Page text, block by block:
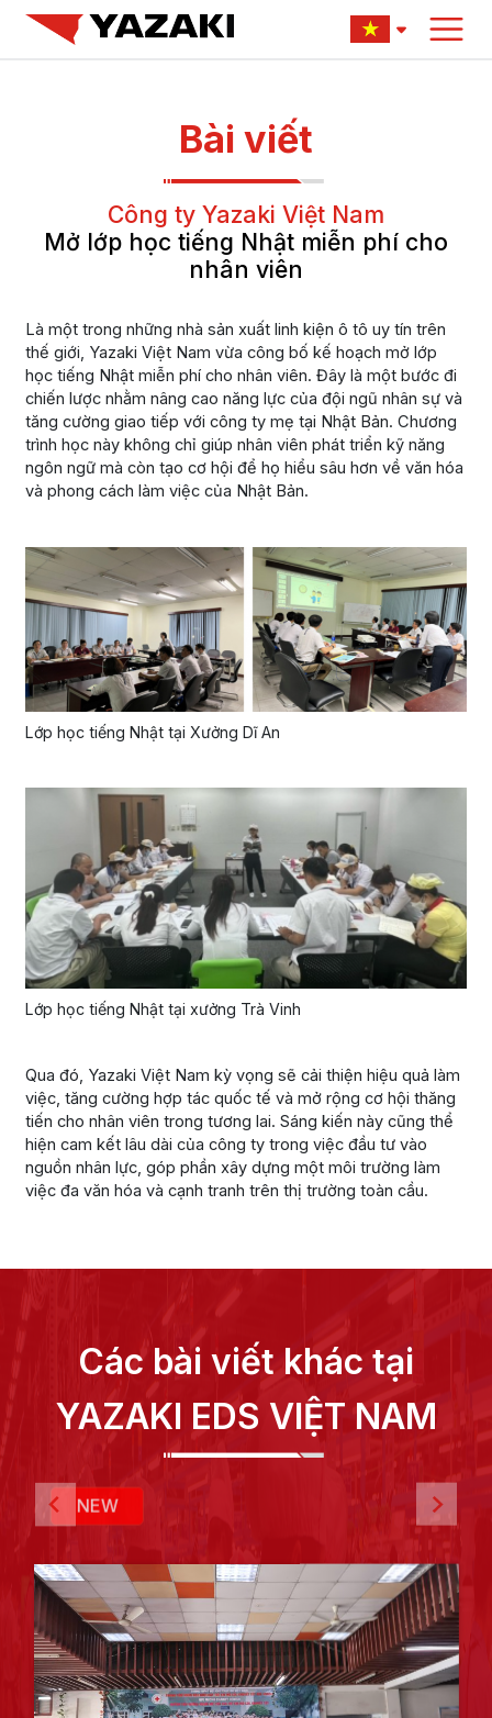
Bài viết
Công ty Yazaki Việt Nam
Mở lớp học tiếng Nhật miễn phí cho
nhân viên
Là một trong những nhà sản xuất linh kiện ô tô uy tín trên
thế giới, Yazaki Việt Nam vừa công bố kế hoạch mở lớp
học tiếng Nhật miễn phí cho nhân viên. Đây là một bước đi
chiến lược nhằm nâng cao năng lực của đội ngũ nhân sự và
tăng cường giao tiếp với công ty mẹ tại Nhật Bản. Chương
trình học này không chỉ giúp nhân viên phát triển kỹ năng
ngôn ngữ mà còn tạo cơ hội để họ hiểu sâu hơn về văn hóa
và phong cách làm việc của Nhật Bản.
Lớp học tiếng Nhật tại Xưởng Dĩ An
Lớp học tiếng Nhật tại xưởng Trà Vinh
Qua đó, Yazaki Việt Nam kỳ vọng sẽ cải thiện hiệu quả làm
việc, tăng cường hợp tác quốc tế và mở rộng cơ hội thăng
tiến cho nhân viên trong tương lai. Sáng kiến này cũng thể
hiện cam kết lâu dài của công ty trong việc đầu tư vào
nguồn nhân lực, góp phần xây dựng một môi trường làm
việc đa văn hóa và cạnh tranh trên thị trường toàn cầu.
Các bài viết khác tại
YAZAKI EDS VIỆT NAM
NEW